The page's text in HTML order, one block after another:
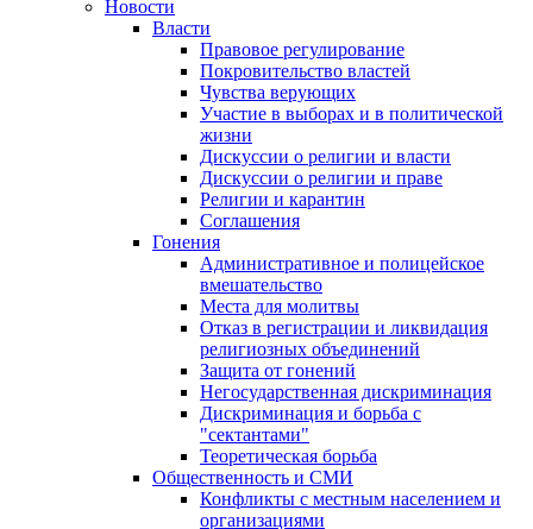
Новости
Власти
Правовое регулирование
Покровительство властей
Чувства верующих
Участие в выборах и в политической
жизни
Дискуссии о религии и власти
Дискуссии о религии и праве
Религии и карантин
Соглашения
Гонения
Административное и полицейское
вмешательство
Места для молитвы
Отказ в регистрации и ликвидация
религиозных объединений
Защита от гонений
Негосударственная дискриминация
Дискриминация и борьба с
"сектантами"
Теоретическая борьба
Общественность и СМИ
Конфликты с местным населением и
организациями